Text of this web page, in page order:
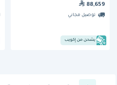
88,659
توصيل مجاني
يشحن من إكويب